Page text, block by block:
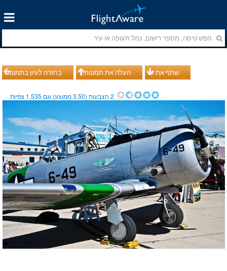
בחזרה לעיון בתמונות העלה את תמונותיך שתף את זה
2הצבעות (3.50ממוצע) וגם 1,535 צפיות